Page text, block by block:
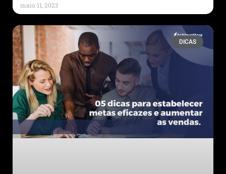
maio 11, 2023
DICAS